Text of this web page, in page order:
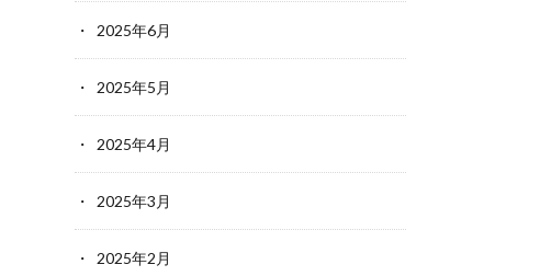
2025年6月
2025年5月
2025年4月
2025年3月
2025年2月